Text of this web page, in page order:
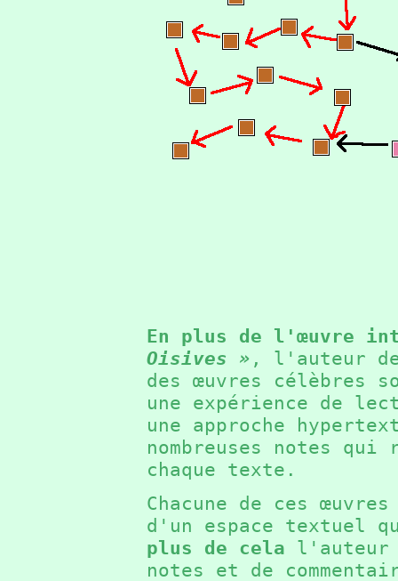
En plus de l'œuvre
Oisives » , l'auteur
des œuvres célèbres
une expérience de
une approche
nombreuses notes
chaque texte.
Chacune de ces
d'un espace textuel
plus de cela l'auteur
notes et de